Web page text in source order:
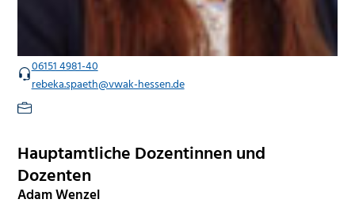
06151 4981-40
rebeka.spaeth@vwak-hessen.de
Hauptamtliche Dozentinnen und
Dozenten
Adam Wenzel